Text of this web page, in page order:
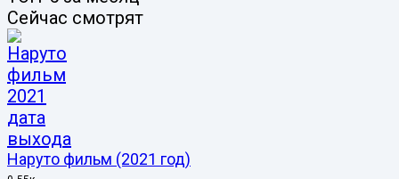
Сейчас смотрят
Наруто фильм (2021 год)